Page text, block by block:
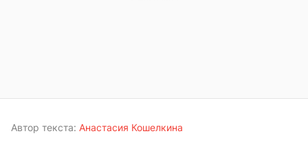
Автор текста: Анастасия Кошелкина